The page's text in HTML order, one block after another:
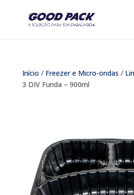
Início / Freezer e Micro-ondas /
3 DIV Funda – 900ml